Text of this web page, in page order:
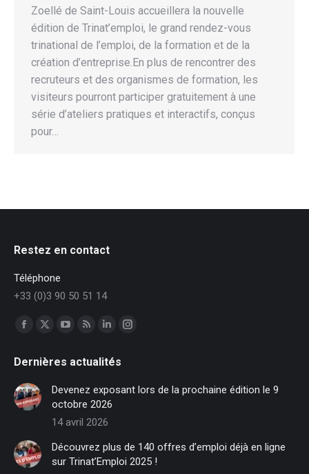
Zoellé de Saint-Louis accueillera la nouvelle
édition de Trinat’emploi, le grand rendez-vous
trinational de l’emploi, de la formation et de la
création d’entreprise.En plus de rencontrer des
recruteurs et des organismes de formation, les
visiteurs pourront participer gratuitement à une
série d’ateliers pratiques et interactifs, conçus
pour…
Restez en contact
Téléphone
+33 (0)3 90 50 51 14
Trouvez nous sur :
Facebook
opens
in
new
window
X
opens
new
window
opens
in
new
window
opens
in
new
window
LinkedIn
opens
in
new
window
Instagram
in
Dernières actualités
Devenez exposant lors de la prochaine édition le 9
octobre 2026
14 avril 2026
Découvrez plus de 140 offres d’emploi déjà en ligne
sur Trinat’Emploi 2025 !